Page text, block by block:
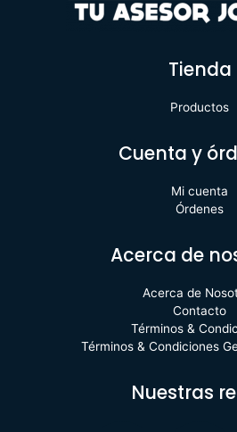
Tienda
Productos
Cuenta y
Mi cuenta
Órdenes
Acerca de
Acerca de
Contacto
Términos &
Términos & Condiciones
Nuestras